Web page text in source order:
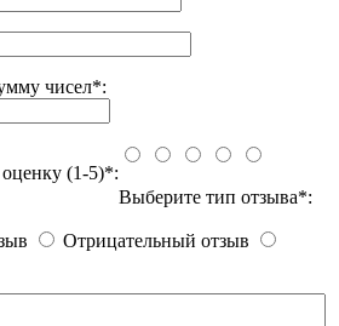
чисел*:
(1-5)*:
Выберите тип отзыва*:
Отрицательный отзыв